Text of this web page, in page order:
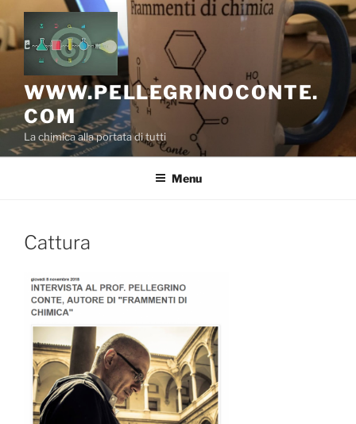
Salta
al
contenuto
WWW.PELLEGRINOCONTE.
COM
La chimica alla portata di tutti
Menu
Cattura